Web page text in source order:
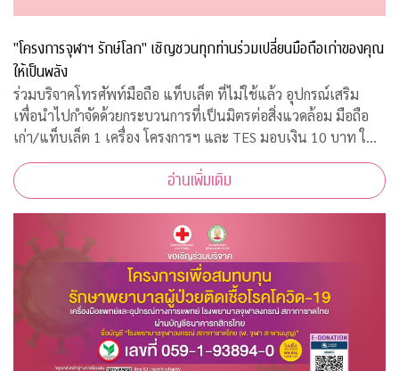
"โครงการจุฬาฯ รักษ์โลก" เชิญชวนทุกท่านร่วมเปลี่ยนมือถือเก่าของคุณ
ให้เป็นพลัง
ร่วมบริจาคโทรศัพท์มือถือ แท็บเล็ต ที่ไม่ใช้แล้ว อุปกรณ์เสริม
เพื่อนำไปกำจัดด้วยกระบวนการที่เป็นมิตรต่อสิ่งแวดล้อม มือถือ
เก่า/แท็บเล็ต 1 เครื่อง โครงการฯ และ TES มอบเงิน 10 บาท ให้
กับ "กองทุนภูมิคุ้มกันบำบัดมะเร็งจุฬาฯ"
อ่านเพิ่มเติม